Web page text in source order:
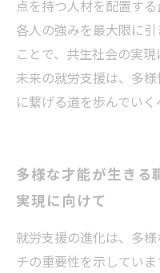
点を持つ人材を配置する
各人の強みを最大限に
ことで、共生社会の実
未来の就労支援は、多
に繋げる道を歩んでいく
多様な才能が生きる
実現に向けて
就労支援の進化は、多
チの重要性を示してい